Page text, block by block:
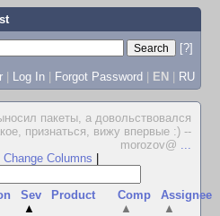
[?]
| Log In | Forgot Password | EN | RU
пакеты, а довольствовался
признаться, вижу впервые :) --
morozov@ ...
Change Columns
Sev
▲
Product
Comp
▲
Assignee
▲